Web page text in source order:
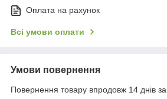
Оплата на рахунок
Всі умови оплати
Умови повернення
Повернення товару впродовж 14 днів